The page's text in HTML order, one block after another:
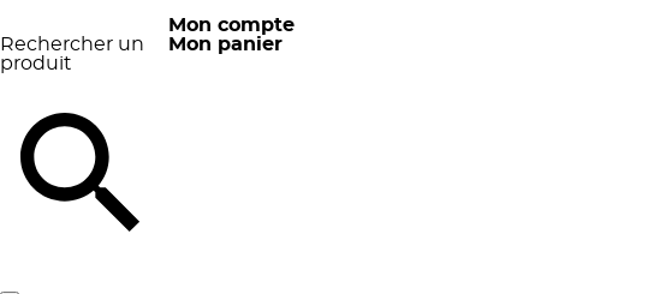
Rechercher un
produit
Mon compte
Mon panier